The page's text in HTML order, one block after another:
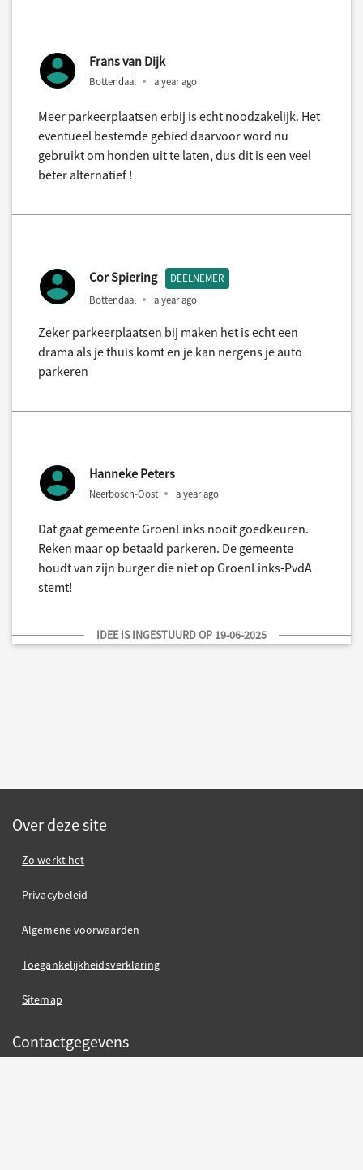
Frans van Dijk
Bottendaal a year ago
Meer parkeerplaatsen erbij is echt noodzakelijk. Het
eventueel bestemde gebied daarvoor word nu
gebruikt om honden uit te laten, dus dit is een veel
beter alternatief !
Cor Spiering DEELNEMER
Bottendaal a year ago
Zeker parkeerplaatsen bij maken het is echt een
drama als je thuis komt en je kan nergens je auto
parkeren
Hanneke Peters
Neerbosch-Oost a year ago
Dat gaat gemeente GroenLinks nooit goedkeuren.
Reken maar op betaald parkeren. De gemeente
houdt van zijn burger die niet op GroenLinks-PvdA
stemt!
IDEE IS INGESTUURD OP 19-06-2025
Over deze site
Zo werkt het
Privacybeleid
Algemene voorwaarden
Toegankelijkheidsverklaring
Sitemap
Contactgegevens